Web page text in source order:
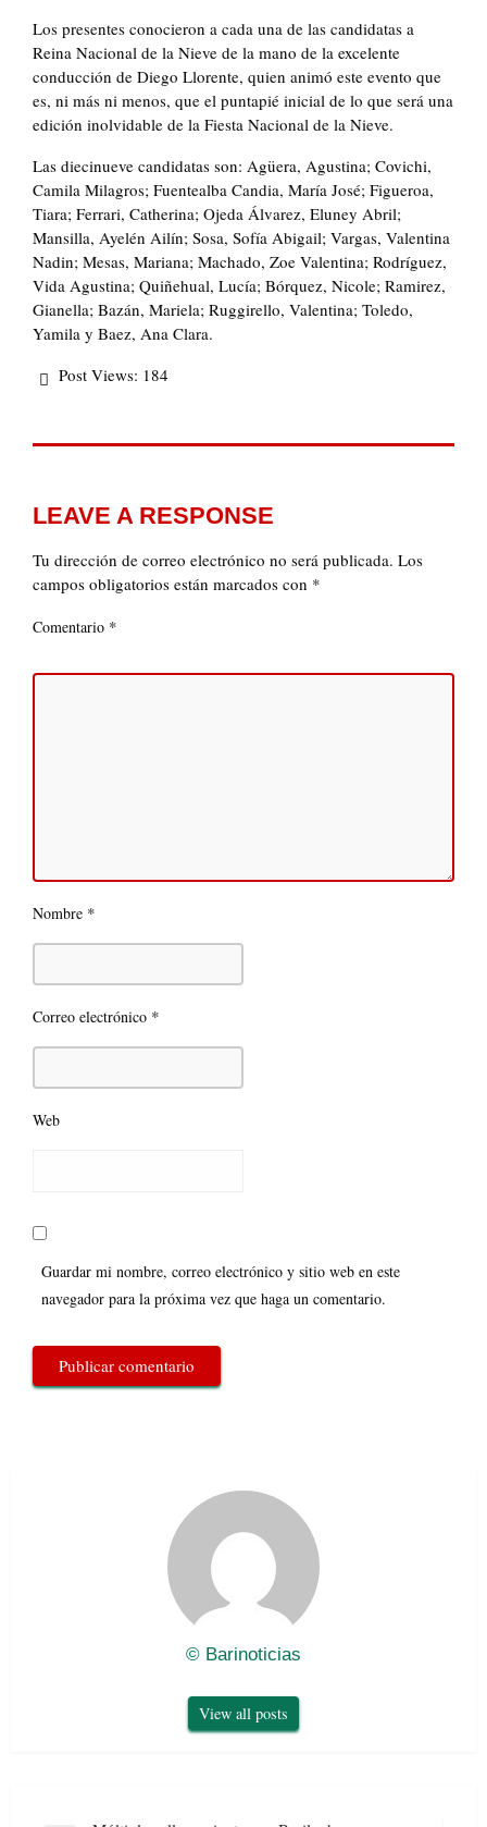
Los presentes conocieron a cada una de las candidatas a
Reina Nacional de la Nieve de la mano de la excelente
conducción de Diego Llorente, quien animó este evento que
es, ni más ni menos, que el puntapié inicial de lo que será una
edición inolvidable de la Fiesta Nacional de la Nieve.
Las diecinueve candidatas son: Agüera, Agustina; Covichi,
Camila Milagros; Fuentealba Candia, María José; Figueroa,
Tiara; Ferrari, Catherina; Ojeda Álvarez, Eluney Abril;
Mansilla, Ayelén Ailín; Sosa, Sofía Abigail; Vargas, Valentina
Nadin; Mesas, Mariana; Machado, Zoe Valentina; Rodríguez,
Vida Agustina; Quiñehual, Lucía; Bórquez, Nicole; Ramirez,
Gianella; Bazán, Mariela; Ruggirello, Valentina; Toledo,
Yamila y Baez, Ana Clara.
Post Views: 184
LEAVE A RESPONSE
Tu dirección de correo electrónico no será publicada. Los
campos obligatorios están marcados con *
Comentario *
Nombre *
Correo electrónico *
Web
Guardar mi nombre, correo electrónico y sitio web en este
navegador para la próxima vez que haga un comentario.
© Barinoticias
View all posts